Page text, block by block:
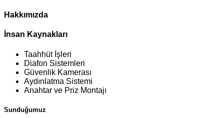
Hakkımızda
İnsan Kaynakları
Taahhüt İşleri
Diafon Sistemleri
Güvenlik Kamerası
Aydınlatma Sistemi
Anahtar ve Priz Montajı
Sunduğumuz